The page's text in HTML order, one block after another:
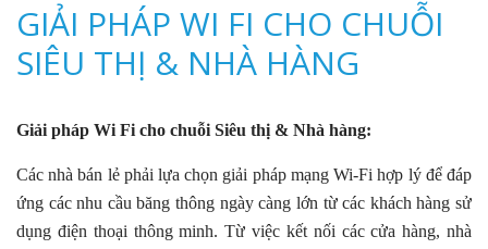
GIẢI PHÁP WI FI CHO CHUỖI
SIÊU THỊ & NHÀ HÀNG
Giải pháp Wi Fi cho chuỗi Siêu thị & Nhà hàng:
Các nhà bán lẻ phải lựa chọn giải pháp mạng Wi-Fi hợp lý để đáp
ứng các nhu cầu băng thông ngày càng lớn từ các khách hàng sử
dụng điện thoại thông minh. Từ việc kết nối các cửa hàng, nhà